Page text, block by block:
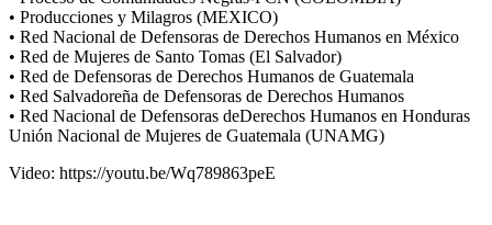
• Producciones y Milagros (MEXICO)
• Red Nacional de Defensoras de Derechos Humanos en México
• Red de Mujeres de Santo Tomas (El Salvador)
• Red de Defensoras de Derechos Humanos de Guatemala
• Red Salvadoreña de Defensoras de Derechos Humanos
• Red Nacional de Defensoras deDerechos Humanos en Honduras
Unión Nacional de Mujeres de Guatemala (UNAMG)
Video: https://youtu.be/Wq789863peE